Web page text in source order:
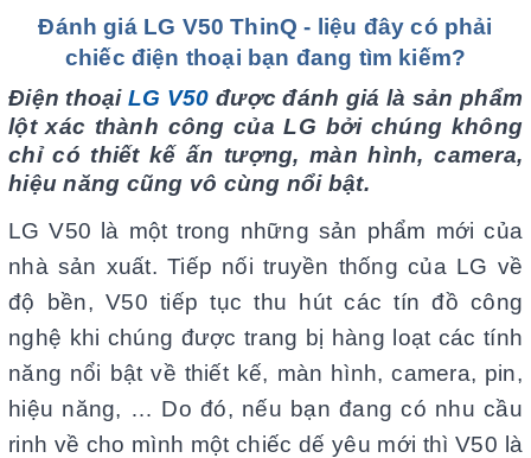
Đánh giá LG V50 ThinQ - liệu đây có phải
chiếc điện thoại bạn đang tìm kiếm?
Điện thoạiLG V50được đánh giá là sản phẩm
lột xác thành công của LG bởi chúng không
chỉ có thiết kế ấn tượng, màn hình, camera,
hiệu năng cũng vô cùng nổi bật.
LG V50 là một trong những sản phẩm mới của
nhà sản xuất. Tiếp nối truyền thống của LG về
độ bền, V50 tiếp tục thu hút các tín đồ công
nghệ khi chúng được trang bị hàng loạt các tính
năng nổi bật về thiết kế, màn hình, camera, pin,
hiệu năng, … Do đó, nếu bạn đang có nhu cầu
rinh về cho mình một chiếc dế yêu mới thì V50 là